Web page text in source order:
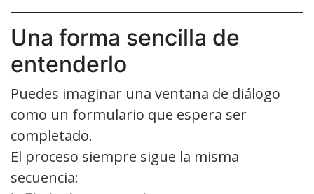
Una forma sencilla de
entenderlo
Puedes imaginar una ventana de diálogo
como un formulario que espera ser
completado.
El proceso siempre sigue la misma
secuencia: